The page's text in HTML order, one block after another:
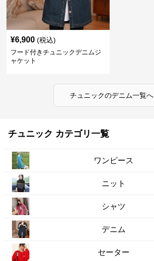
¥6,900 (税込)
フード付きチュニックデニムジ
ャケット
チュニックのデニム一覧へ
チュニック カテゴリ一覧
ワンピース
ニット
シャツ
デニム
セーター